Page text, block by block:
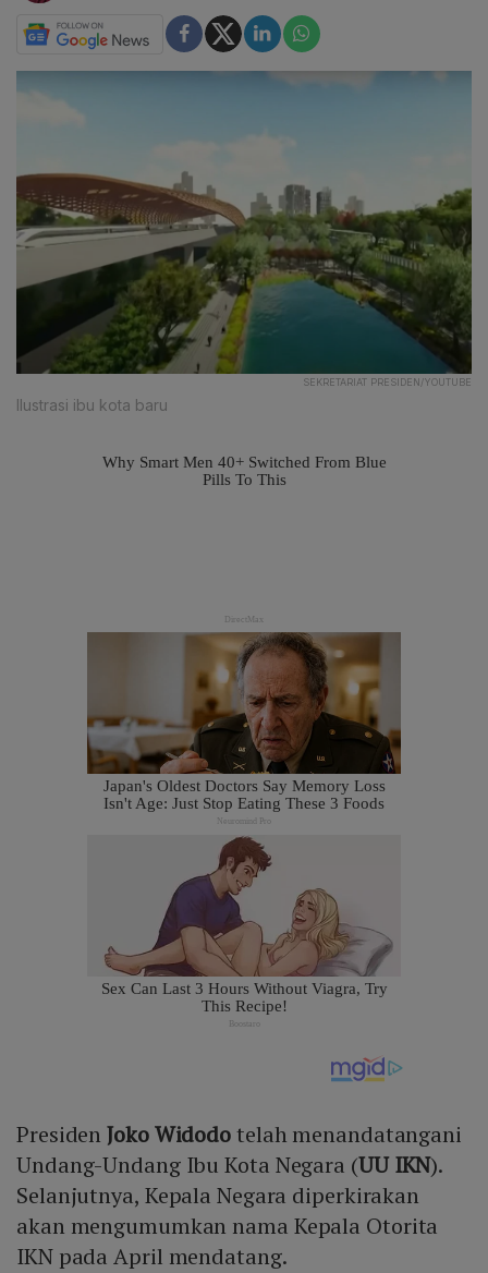
SEKRETARIAT PRESIDEN/YOUTUBE
Ilustrasi ibu kota baru
PresidenJoko Widodotelah menandatangani
Undang-Undang Ibu Kota Negara (UU IKN).
Selanjutnya, Kepala Negara diperkirakan
akan mengumumkan nama Kepala Otorita
IKN pada April mendatang.